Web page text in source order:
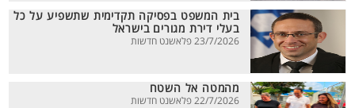
בית המשפט בפסיקה תקדימית שתשפיע על כל
בעלי דירת מגורים בישראל
23/7/2026 פלאשנט חדשות
מהמטה אל השטח
22/7/2026 פלאשנט חדשות